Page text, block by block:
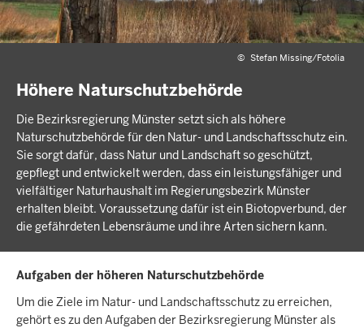
© Stefan Missing/Fotolia
Höhere Naturschutzbehörde
Die Bezirksregierung Münster setzt sich als höhere
Naturschutzbehörde für den Natur- und Landschaftsschutz ein.
Sie sorgt dafür, dass Natur und Landschaft so geschützt,
gepflegt und entwickelt werden, dass ein leistungsfähiger und
vielfältiger Naturhaushalt im Regierungsbezirk Münster
erhalten bleibt. Voraussetzung dafür ist ein Biotopverbund, der
die gefährdeten Lebensräume und ihre Arten sichern kann.
Aufgaben der höheren Naturschutzbehörde
Um die Ziele im Natur- und Landschaftsschutz zu erreichen,
gehört es zu den Aufgaben der Bezirksregierung Münster als